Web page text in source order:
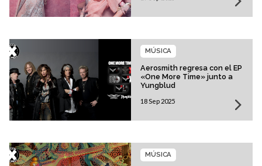
Aerosmith regresa con el EP
«One More Time» junto a
Yungblud
MÚSICA
18 Sep 2025
MÚSICA